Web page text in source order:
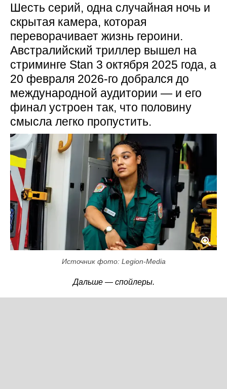
Шесть серий, одна случайная ночь и
скрытая камера, которая
переворачивает жизнь героини.
Австралийский триллер вышел на
стриминге Stan 3 октября 2025 года, а
20 февраля 2026-го добрался до
международной аудитории — и его
финал устроен так, что половину
смысла легко пропустить.
Источник фото: Legion-Media
Дальше — спойлеры.